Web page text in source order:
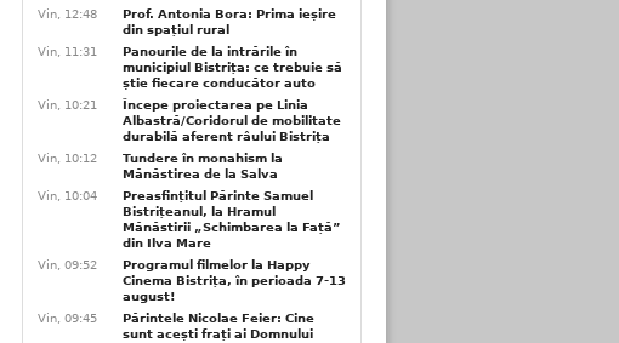
Vin, 12:48
Prof. Antonia Bora: Prima ieșire
din spațiul rural
Vin, 11:31
Panourile de la intrările în
municipiul Bistrița: ce trebuie să
știe fiecare conducător auto
Vin, 10:21
Începe proiectarea pe Linia
Albastră/Coridorul de mobilitate
durabilă aferent râului Bistrița
Vin, 10:12
Tundere în monahism la
Mănăstirea de la Salva
Vin, 10:04
Preasfințitul Părinte Samuel
Bistrițeanul, la Hramul
Mănăstirii „Schimbarea la Față”
din Ilva Mare
Vin, 09:52
Programul filmelor la Happy
Cinema Bistrița, în perioada 7-13
august!
Vin, 09:45
Părintele Nicolae Feier: Cine
sunt acești frați ai Domnului